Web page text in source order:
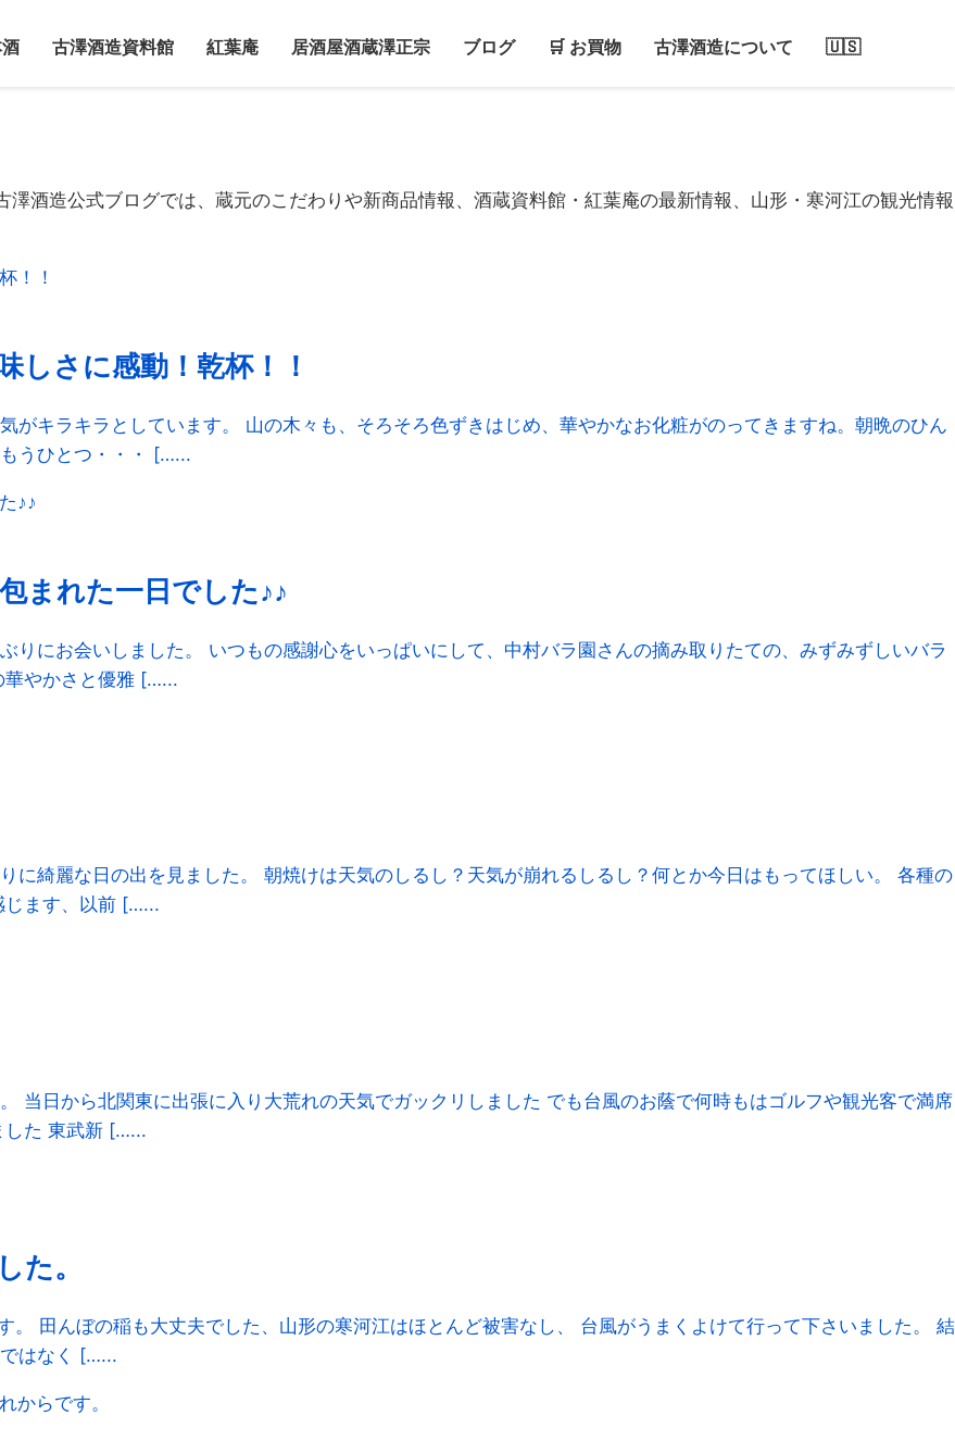
古澤酒造資料館 紅葉庵 居酒屋酒蔵澤正宗 ブログ 🛒 お買物 古澤酒造について 🇺🇸
酒造公式ブログでは、蔵元のこだわりや新商品情報、酒蔵資料館・紅葉庵の最新情報、山形・寒河江の観光情報
しさに感動！乾杯！！
がキラキラとしています。 山の木々も、そろそろ色ずきはじめ、華やかなお化粧がのってきますね。朝晩のひん
うひとつ・・・ […...
まれた一日でした♪♪
りにお会いしました。 いつもの感謝心をいっぱいにして、中村バラ園さんの摘み取りたての、みずみずしいバラ
華やかさと優雅 […...
に綺麗な日の出を見ました。 朝焼けは天気のしるし？天気が崩れるしるし？何とか今日はもってほしい。 各種の
じます、以前 […...
当日から北関東に出張に入り大荒れの天気でガックリしました でも台風のお蔭で何時もはゴルフや観光客で満席
した 東武新 […...
た。
。 田んぼの稲も大丈夫でした、山形の寒河江はほとんど被害なし、 台風がうまくよけて行って下さいました。 結
はなく […...